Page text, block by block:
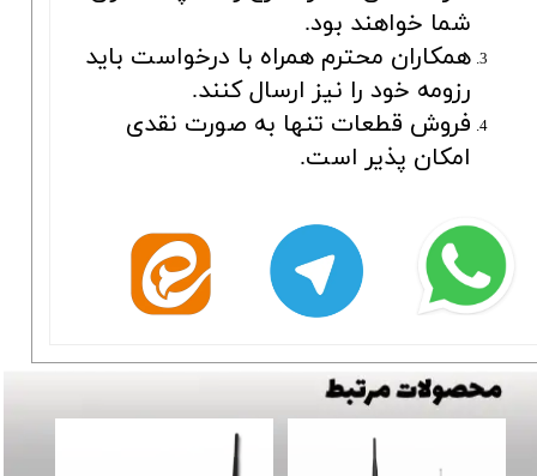
شما خواهند بود.
همکاران محترم همراه با درخواست باید
رزومه خود را نیز ارسال کنند.
فروش قطعات تنها به صورت نقدی
امکان پذیر است.